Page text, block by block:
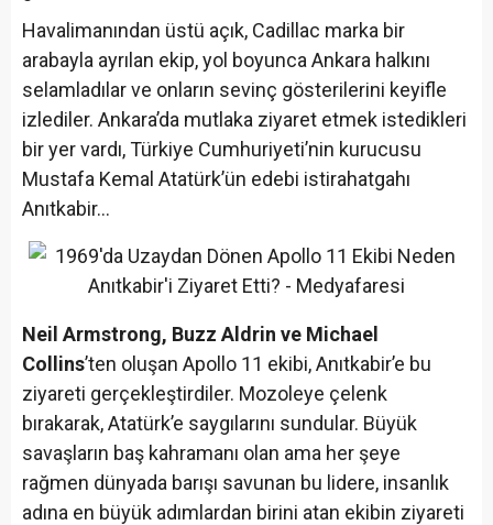
Havalimanından üstü açık, Cadillac marka bir
arabayla ayrılan ekip, yol boyunca Ankara halkını
selamladılar ve onların sevinç gösterilerini keyifle
izlediler. Ankara’da mutlaka ziyaret etmek istedikleri
bir yer vardı, Türkiye Cumhuriyeti’nin kurucusu
Mustafa Kemal Atatürk’ün edebi istirahatgahı
Anıtkabir…
Neil Armstrong, Buzz Aldrin ve Michael
Collins’ten oluşan Apollo 11 ekibi, Anıtkabir’e bu
ziyareti gerçekleştirdiler. Mozoleye çelenk
bırakarak, Atatürk’e saygılarını sundular. Büyük
savaşların baş kahramanı olan ama her şeye
rağmen dünyada barışı savunan bu lidere, insanlık
adına en büyük adımlardan birini atan ekibin ziyareti